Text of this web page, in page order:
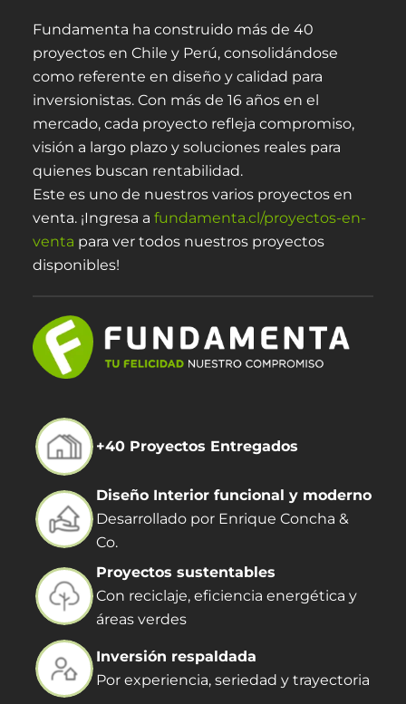
Fundamenta ha construido más de 40
proyectos en Chile y Perú, consolidándose
como referente en diseño y calidad para
inversionistas. Con más de 16 años en el
mercado, cada proyecto refleja compromiso,
visión a largo plazo y soluciones reales para
quienes buscan rentabilidad.
Este es uno de nuestros varios proyectos en
venta. ¡Ingresa a fundamenta.cl/proyectos-en-
venta para ver todos nuestros proyectos
disponibles!
+40 Proyectos Entregados
Diseño Interior funcional y moderno
Desarrollado por Enrique Concha &
Co.
Proyectos sustentables
Con reciclaje, eficiencia energética y
áreas verdes
Inversión respaldada
Por experiencia, seriedad y trayectoria